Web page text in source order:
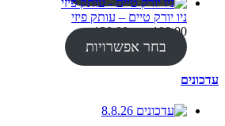
ניו יורק טיים – עותק פיזי
100.00
₪
–
120.00
₪טווח
מחירים:
בחר אפשרויות
עדכונים